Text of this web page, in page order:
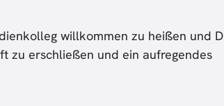
willkommen zu heißen und
zu erschließen und ein aufregendes